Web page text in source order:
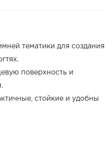
тематики для создания
поверхность и
стойкие и удобны